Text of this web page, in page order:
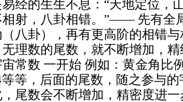
经的生生不息：“天地定位，
相射，八卦相错。”—— 先有全
八卦），再有更高阶的相错
理数的尾数，就不断增加，
常数 一开始 例如：黄金角比
等等，后面的尾数，随之参与
尾数会不断增加，精密度进